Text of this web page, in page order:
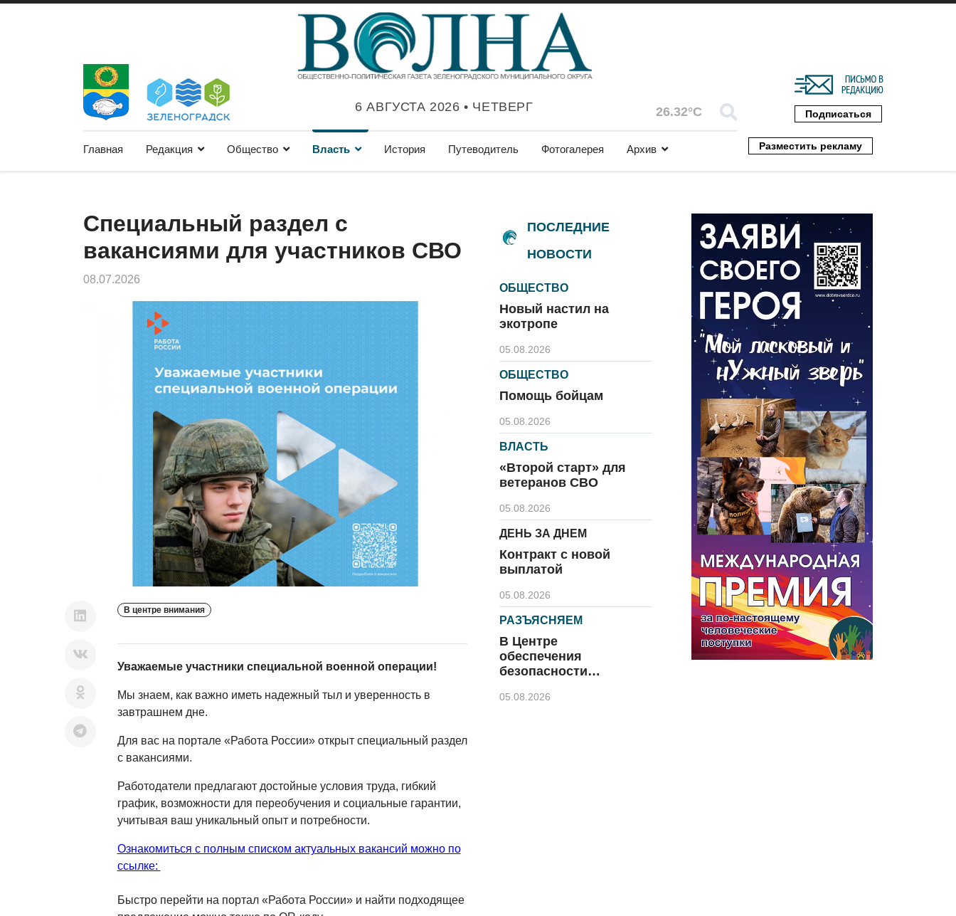
6 АВГУСТА 2026 • ЧЕТВЕРГ 26.32°C Подписаться
Главная Редакция Общество Власть История Путеводитель Фотогалерея Архив Разместить рекламу
Специальный раздел с
вакансиями для участников СВО
08.07.2026
В центре внимания
Уважаемые участники специальной военной операции!
Мы знаем, как важно иметь надежный тыл и уверенность в
завтрашнем дне.
Для вас на портале «Работа России» открыт специальный раздел
с вакансиями.
Работодатели предлагают достойные условия труда, гибкий
график, возможности для переобучения и социальные гарантии,
учитывая ваш уникальный опыт и потребности.
Ознакомиться с полным списком актуальных вакансий можно по
ссылке:
Быстро перейти на портал «Работа России» и найти подходящее
ПОСЛЕДНИЕ
НОВОСТИ
ОБЩЕСТВО
Новый настил на
экотропе
05.08.2026
ОБЩЕСТВО
Помощь бойцам
05.08.2026
ВЛАСТЬ
«Второй старт» для
ветеранов СВО
05.08.2026
ДЕНЬ ЗА ДНЕМ
Контракт с новой
выплатой
05.08.2026
РАЗЪЯСНЯЕМ
В Центре
обеспечения
безопасности
безопасного отдыха
05.08.2026